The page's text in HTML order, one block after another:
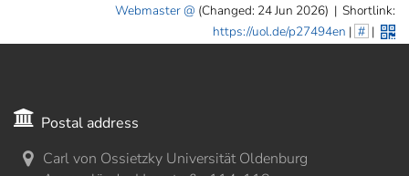
Webmaster (Changed: 24 Jun 2026) | Shortlink:
https://uol.de/p27494en | # |
Postal address
Carl von Ossietzky Universität Oldenburg